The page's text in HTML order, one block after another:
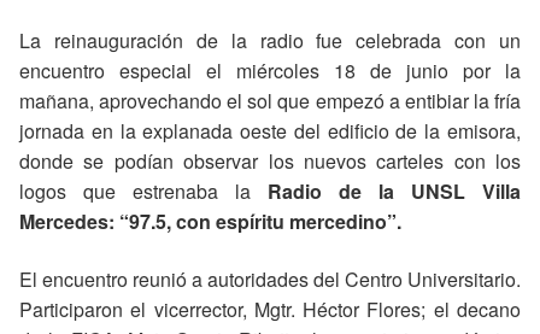
La reinauguración de la radio fue celebrada con un
encuentro especial el miércoles 18 de junio por la
mañana, aprovechando el sol que empezó a entibiar la fría
jornada en la explanada oeste del edificio de la emisora,
donde se podían observar los nuevos carteles con los
logos que estrenaba la Radio de la UNSL Villa
Mercedes: “97.5, con espíritu mercedino”.
El encuentro reunió a autoridades del Centro Universitario.
Participaron el vicerrector, Mgtr. Héctor Flores; el decano